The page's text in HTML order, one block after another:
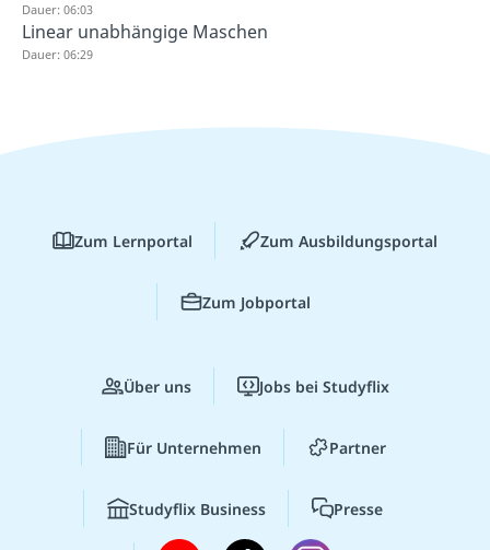
Dauer: 06:03
Linear unabhängige Maschen
Dauer: 06:29
Zum Lernportal Zum Ausbildungsportal
Zum Jobportal
Über uns Jobs bei Studyflix
Für Unternehmen Partner
Studyflix Business Presse